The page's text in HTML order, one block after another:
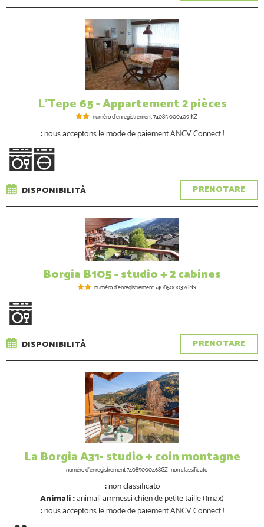
L'Tepe 65 - Appartement 2 pièces
numéro d'enregistrement74085 000409 KZ
:nous acceptons le mode de paiement ANCV Connect !
PRENOTARE
DISPONIBILITÀ
Borgia B105 - studio + 2 cabines
numéro d'enregistrement74085000326N9
PRENOTARE
DISPONIBILITÀ
La Borgia A31- studio + coin montagne
numéro d'enregistrement74085000468GZ non classificato
:non classificato
Animali :animali ammessichien de petite taille (1max)
:nous acceptons le mode de paiement ANCV Connect !